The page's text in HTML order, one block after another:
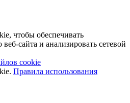
чтобы обеспечивать
сайта и анализировать сетевой
cookie
Правила использования